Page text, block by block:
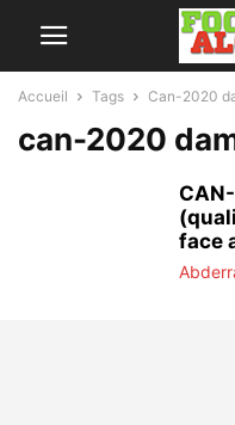
Accueil Tags Can-2020
can-2020
face